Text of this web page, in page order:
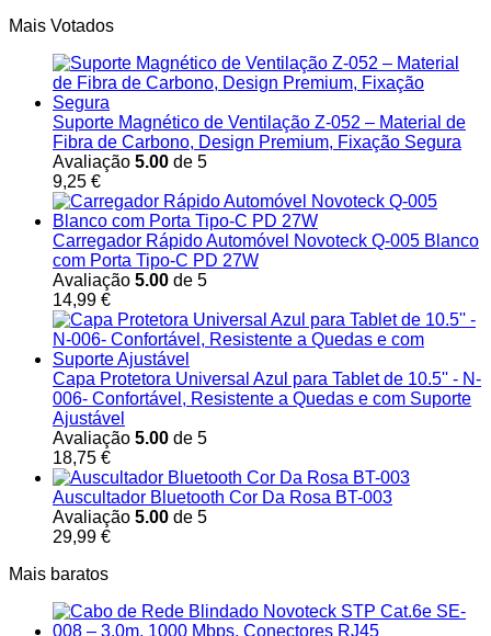
Mais Votados
Suporte Magnético de Ventilação Z-052 – Material de
Fibra de Carbono, Design Premium, Fixação Segura
Avaliação 5.00 de 5
9,25 €
Carregador Rápido Automóvel Novoteck Q-005 Blanco
com Porta Tipo-C PD 27W
Avaliação 5.00 de 5
14,99 €
Capa Protetora Universal Azul para Tablet de 10.5'' - N-
006- Confortável, Resistente a Quedas e com Suporte
Ajustável
Avaliação 5.00 de 5
18,75 €
Auscultador Bluetooth Cor Da Rosa BT-003
Avaliação 5.00 de 5
29,99 €
Mais baratos